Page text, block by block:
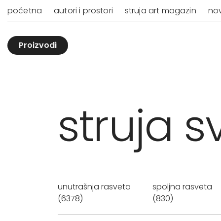
početna autori i prostori struja art magazin
Proizvodi
struja
unutrašnja rasveta
(6378)
spoljna rasveta
(830)